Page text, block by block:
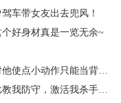
车带女友出去兜风！
好身材真是一览无余~
点小动作只能当背景板
防守，激活我杀手基因